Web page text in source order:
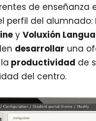
de enseñanza
perfil del alumnado:
yVoluxión
desarrollar una
la productividad de
del centro.